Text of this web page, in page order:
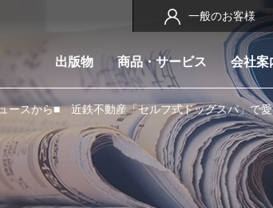
出版物 商品・サービス 会社案
一般のお客様
ースから■ 近鉄不動産「セルフ式ドッグスパ」で愛